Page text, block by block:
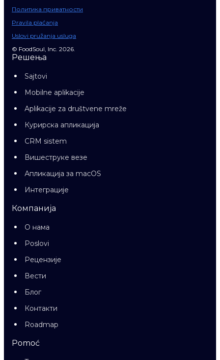
Политика приватности
Pravila plaćanja
Uslovi pružanja usluga
© FoodSoul, Inc. 2026.
Решења
Sajtovi
Mobilne aplikacije
Aplikacije za društvene mreže
Курирска апликација
CRM sistem
Вишеструке везе
Апликација за macOS
Интеграције
Компанија
О нама
Poslovi
Рецензије
Вести
Блог
Контакти
Roadmap
Pomoć